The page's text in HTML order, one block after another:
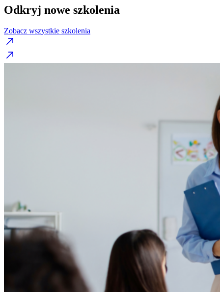
Odkryj nowe szkolenia
Zobacz wszystkie szkolenia